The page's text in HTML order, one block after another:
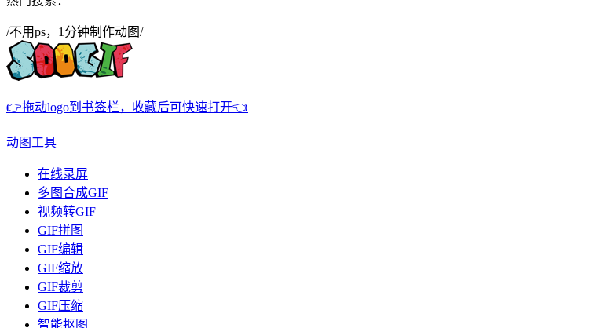
/不用ps，1分钟制作动图/
👉拖动logo到书签栏，收藏后可快速打开👈
动图工具
在线录屏
多图合成GIF
视频转GIF
GIF拼图
GIF编辑
GIF缩放
GIF裁剪
GIF压缩
智能抠图